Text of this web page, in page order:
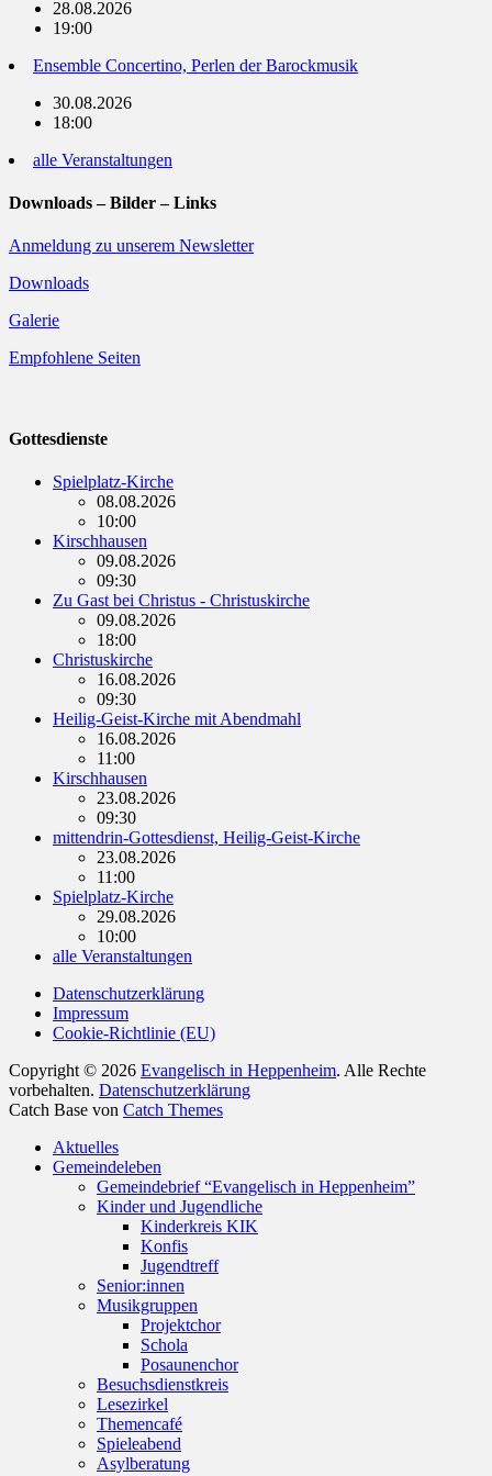
28.08.2026
19:00
Ensemble Concertino, Perlen der Barockmusik
30.08.2026
18:00
alle Veranstaltungen
Downloads – Bilder – Links
Anmeldung zu unserem Newsletter
Downloads
Galerie
Empfohlene Seiten
Gottesdienste
Spielplatz-Kirche
08.08.2026
10:00
Kirschhausen
09.08.2026
09:30
Zu Gast bei Christus - Christuskirche
09.08.2026
18:00
Christuskirche
16.08.2026
09:30
Heilig-Geist-Kirche mit Abendmahl
16.08.2026
11:00
Kirschhausen
23.08.2026
09:30
mittendrin-Gottesdienst, Heilig-Geist-Kirche
23.08.2026
11:00
Spielplatz-Kirche
29.08.2026
10:00
alle Veranstaltungen
Datenschutzerklärung
Impressum
Cookie-Richtlinie (EU)
Copyright © 2026 Evangelisch in Heppenheim. Alle Rechte
vorbehalten. Datenschutzerklärung
Catch Base von Catch Themes
oben
scrollen
Aktuelles
Gemeindeleben
Gemeindebrief “Evangelisch in Heppenheim”
Kinder und Jugendliche
Kinderkreis KIK
Konfis
Jugendtreff
Senior:innen
Musikgruppen
Projektchor
Schola
Posaunenchor
Besuchsdienstkreis
Lesezirkel
Themencafé
Spieleabend
Asylberatung